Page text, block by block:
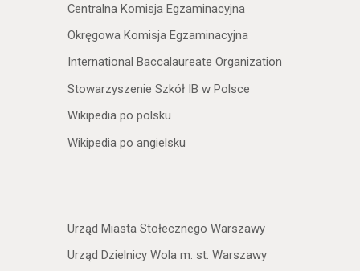
Centralna Komisja Egzaminacyjna
Okręgowa Komisja Egzaminacyjna
International Baccalaureate Organization
Stowarzyszenie Szkół IB w Polsce
Wikipedia po polsku
Wikipedia po angielsku
Urząd Miasta Stołecznego Warszawy
Urząd Dzielnicy Wola m. st. Warszawy